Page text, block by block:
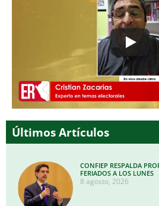
Últimos Artículos
CONFIEP RESPALDA
FERIADOS A LOS LUNES
8 agosto, 2026